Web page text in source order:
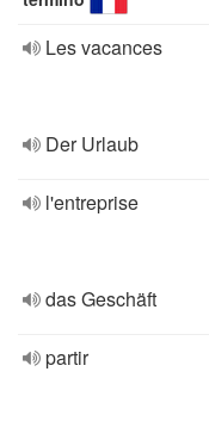
Les vacances
Der Urlaub
l'entreprise
das Geschäft
partir